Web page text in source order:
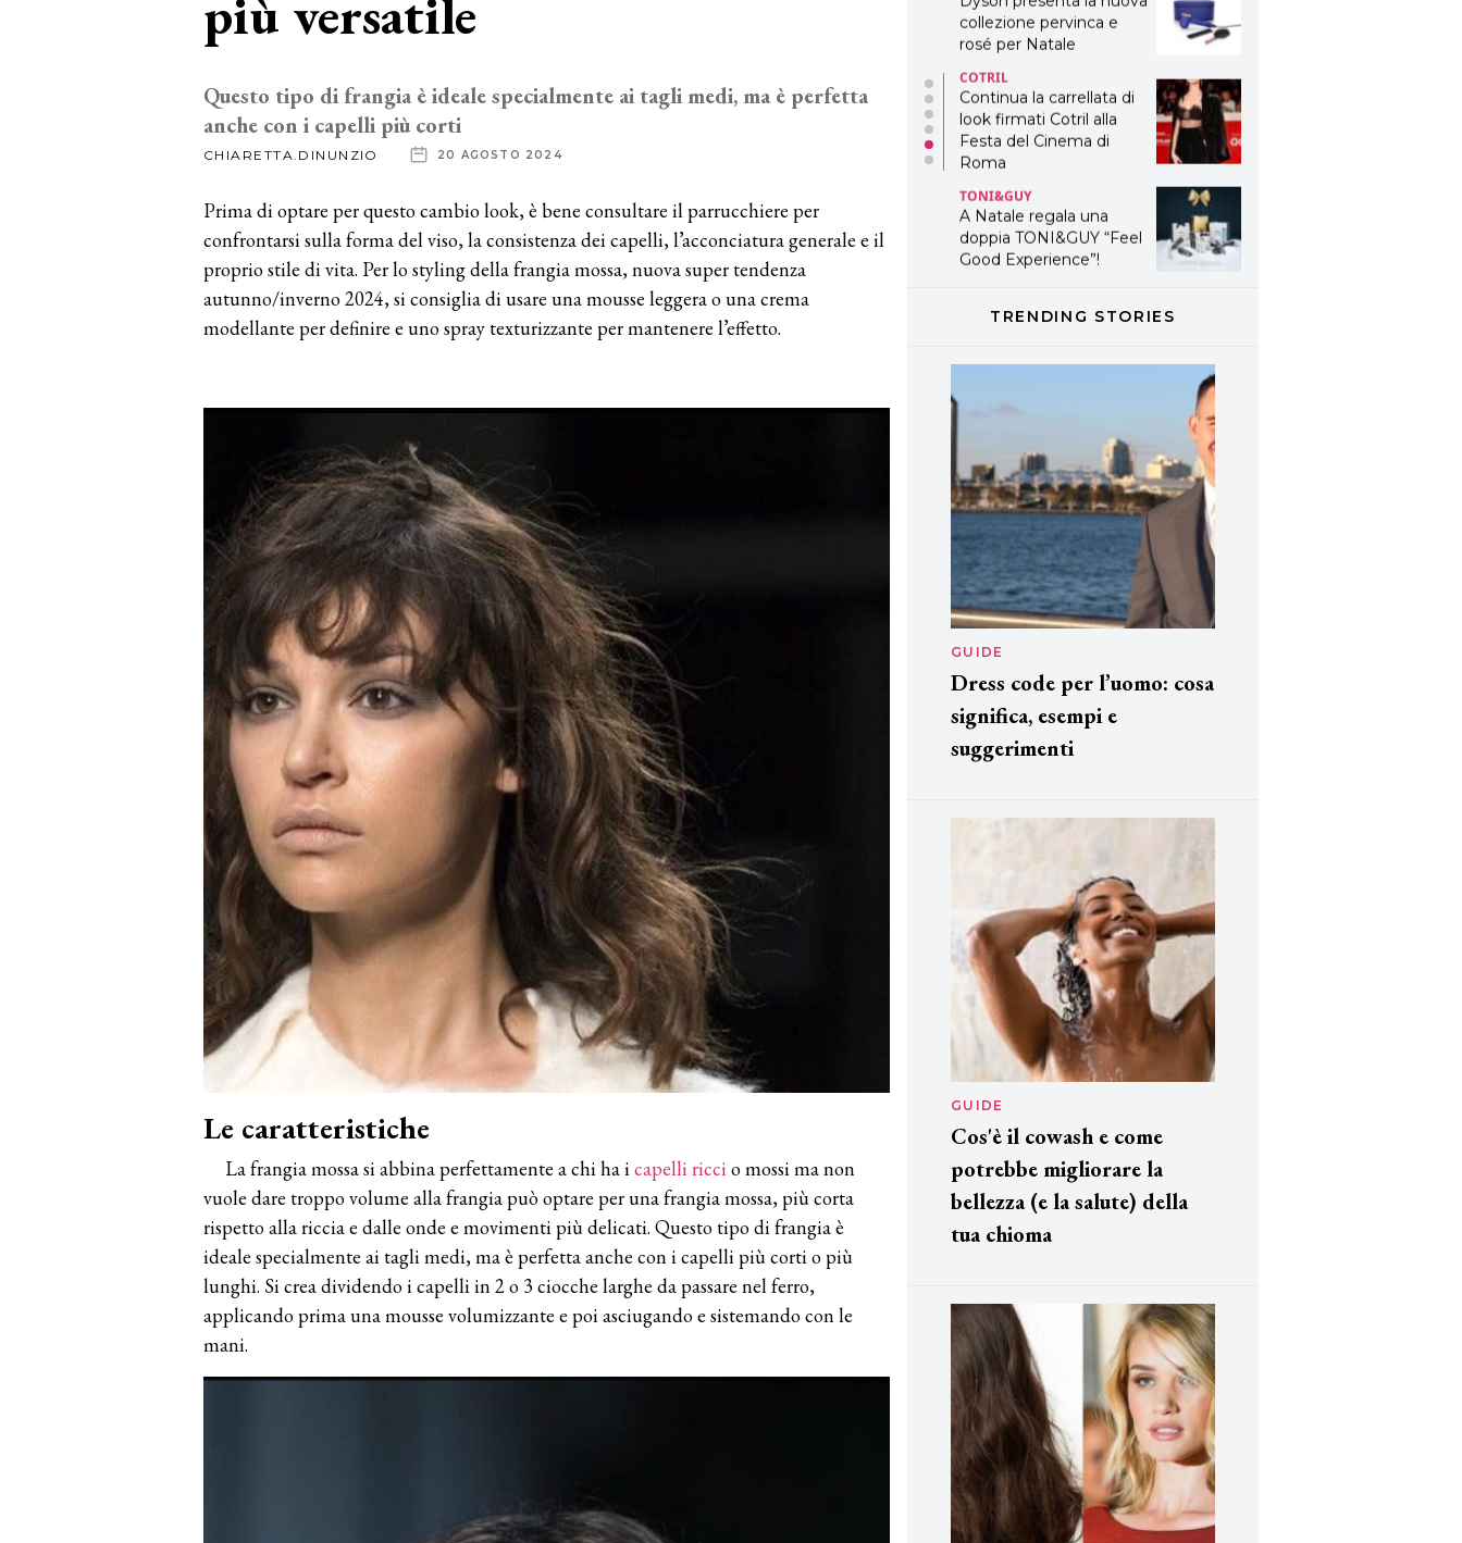
più versatile
Questo tipo di frangia è ideale specialmente ai tagli medi, ma è perfetta
anche con i capelli più corti
CHIARETTA.DINUNZIO 20 AGOSTO 2024
Prima di optare per questo cambio look, è bene consultare il parrucchiere per
confrontarsi sulla forma del viso, la consistenza dei capelli, l’acconciatura generale e il
proprio stile di vita. Per lo styling della frangia mossa, nuova super tendenza
autunno/inverno 2024, si consiglia di usare una mousse leggera o una crema
modellante per definire e uno spray texturizzante per mantenere l’effetto.
Le caratteristiche
La frangia mossa si abbina perfettamente a chi ha icapelli ricci o mossi ma non
vuole dare troppo volume alla frangia può optare per una frangia mossa, più corta
rispetto alla riccia e dalle onde e movimenti più delicati. Questo tipo di frangia è
ideale specialmente ai tagli medi, ma è perfetta anche con i capelli più corti o più
lunghi. Si crea dividendo i capelli in 2 o 3 ciocche larghe da passare nel ferro,
applicando prima una mousse volumizzante e poi asciugando e sistemando con le
mani.
collezione pervinca e
rosé per Natale
COTRIL
Continua la carrellata di
look firmati Cotril alla
Festa del Cinema di
Roma
TONI&GUY
A Natale regala una
doppia TONI&GUY “Feel
Good Experience”!
LABEL.M lancia la sua
DAVINES
cofanetti beauty preziosi
per un regalo adatto ad
ogni capello
TRENDING STORIES
GUIDE
Dress code per l’uomo: cosa
significa, esempi e
suggerimenti
GUIDE
Cos'è il cowash e come
potrebbe migliorare la
bellezza (e la salute) della
tua chioma